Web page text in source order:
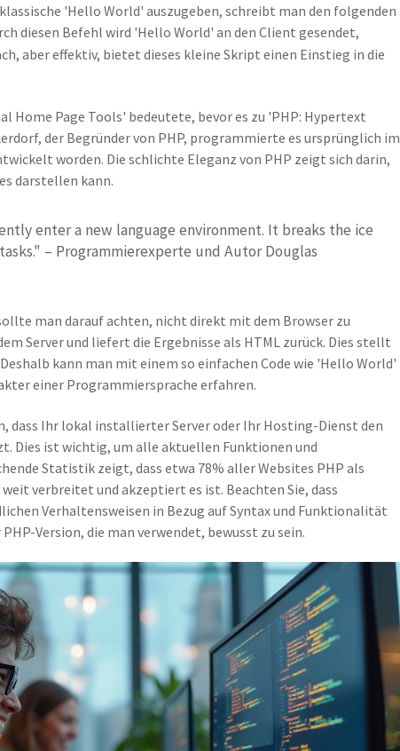
'Hello World' auszugeben, schreibt man den folgenden
diesen Befehl wird 'Hello World' an den Client gesendet,
aber effektiv, bietet dieses kleine Skript einen Einstieg in die
Home Page Tools' bedeutete, bevor es zu 'PHP: Hypertext
der Begründer von PHP, programmierte es ursprünglich im
worden. Die schlichte Eleganz von PHP zeigt sich darin,
darstellen kann.
enter a new language environment. It breaks the ice
– Programmierexperte und Autor Douglas
man darauf achten, nicht direkt mit dem Browser zu
Server und liefert die Ergebnisse als HTML zurück. Dies stellt
kann man mit einem so einfachen Code wie 'Hello World'
einer Programmiersprache erfahren.
dass Ihr lokal installierter Server oder Ihr Hosting-Dienst den
Dies ist wichtig, um alle aktuellen Funktionen und
Statistik zeigt, dass etwa 78% aller Websites PHP als
verbreitet und akzeptiert es ist. Beachten Sie, dass
Verhaltensweisen in Bezug auf Syntax und Funktionalität
Version, die man verwendet, bewusst zu sein.